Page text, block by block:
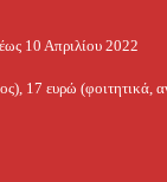
10 Απριλίου 2022
17 ευρώ